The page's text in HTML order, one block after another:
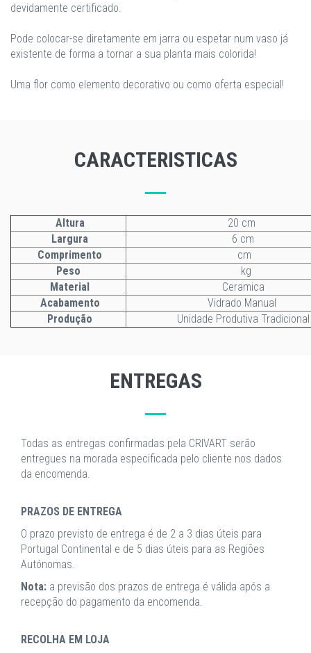
devidamente certificado.
Pode colocar-se diretamente em jarra ou espetar num vaso já
existente de forma a tornar a sua planta mais colorida!
Uma flor como elemento decorativo ou como oferta especial!
CARACTERISTICAS
Altura
20 cm
Largura
6 cm
Comprimento
cm
Peso
kg
Material
Ceramica
Acabamento
Vidrado Manual
Produção
Unidade Produtiva Tradicional
ENTREGAS
Todas as entregas confirmadas pela CRIVART serão
entregues na morada especificada pelo cliente nos dados
da encomenda.
PRAZOS DE ENTREGA
O prazo previsto de entrega é de 2 a 3 dias úteis para
Portugal Continental e de 5 dias úteis para as Regiões
Autónomas.
Nota: a previsão dos prazos de entrega é válida após a
recepção do pagamento da encomenda.
RECOLHA EM LOJA